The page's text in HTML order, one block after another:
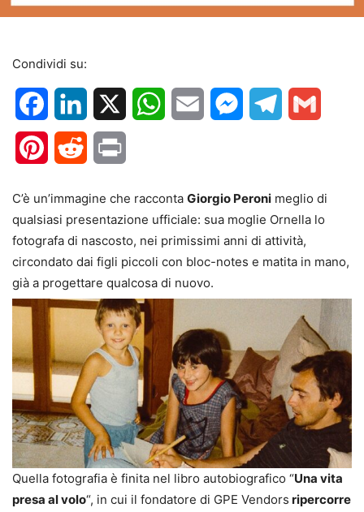
Condividi su:
FacebookLinkedIn WhatsApp
Email MessengerTelegram
PinterestReddit
C’è un’immagine che racconta Giorgio Peroni meglio di
qualsiasi presentazione ufficiale: sua moglie Ornella lo
fotografa di nascosto, nei primissimi anni di attività,
circondato dai figli piccoli con bloc-notes e matita in mano,
già a progettare qualcosa di nuovo.
Quella fotografia è finita nel libro autobiografico “Una vita
presa al volo“, in cui il fondatore di GPE Vendors ripercorre